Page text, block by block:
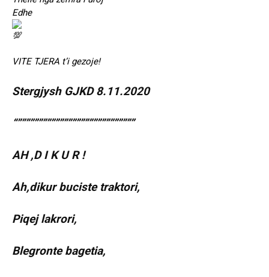
Edhe
VITE TJERA t’i gezoje!
Stergjysh GJKD 8.11.2020
“””””””””””””””””””””””””””””
AH ,D I K U R !
Ah,dikur buciste traktori,
Piqej lakrori,
Blegronte bagetia,